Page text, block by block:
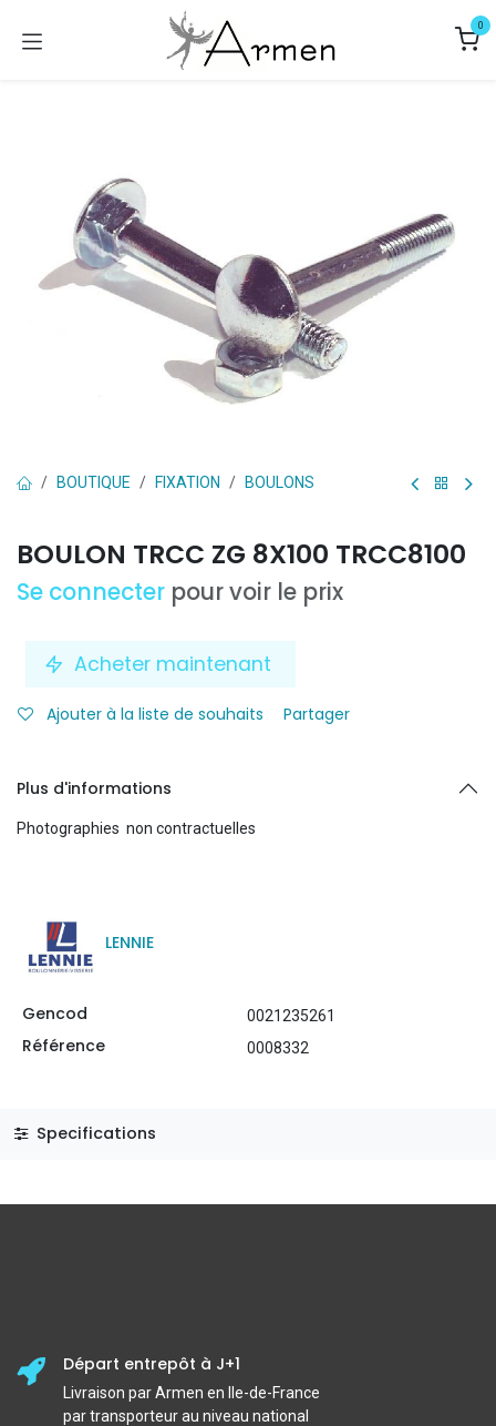
0
BOUTIQUE FIXATION BOULONS
BOULON TRCC ZG 8X100 TRCC8100
Se connecter pour voir le prix
Acheter maintenant
Ajouter à la liste de souhaits Partager
Plus d'informations
Photographies non contractuelles
LENNIE
Gencod 0021235261
Référence 0008332
Specifications
Départ entrepôt à J+1
Livraison par Armen en Ile-de-France
par transporteur au niveau national